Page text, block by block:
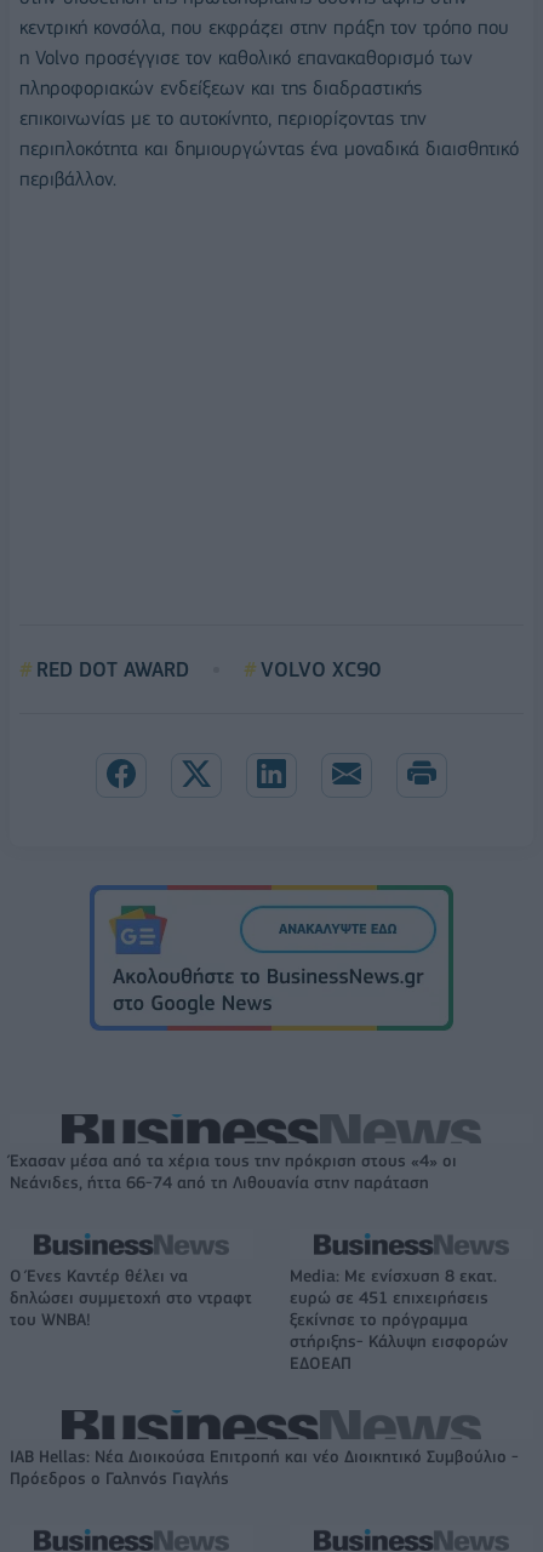
κεντρική κονσόλα, που εκφράζει στην πράξη τον τρόπο που
η Volvo προσέγγισε τον καθολικό επανακαθορισμό των
πληροφοριακών ενδείξεων και της διαδραστικής
επικοινωνίας με το αυτοκίνητο, περιορίζοντας την
περιπλοκότητα και δημιουργώντας ένα μοναδικά διαισθητικό
περιβάλλον.
RED DOT AWARD VOLVO XC90
Έχασαν μέσα από τα χέρια τους την πρόκριση στους «4» οι
Νεάνιδες, ήττα 66-74 από τη Λιθουανία στην παράταση
Ο Ένες Καντέρ θέλει να
δηλώσει συμμετοχή στο ντραφτ
του WNBA!
Media: Με ενίσχυση 8 εκατ.
ευρώ σε 451 επιχειρήσεις
ξεκίνησε το πρόγραμμα
στήριξης- Κάλυψη εισφορών
ΕΔΟΕΑΠ
IAB Hellas: Νέα Διοικούσα Επιτροπή και νέο Διοικητικό Συμβούλιο -
Πρόεδρος ο Γαληνός Γιαγλής